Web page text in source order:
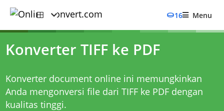
16 Menu
Konverter TIFF ke PDF
Konverter document online ini memungkinkan
Anda mengonversi file dari TIFF ke PDF dengan
kualitas tinggi.